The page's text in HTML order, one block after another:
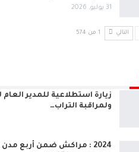
31 يوليو, 2026
التالي 1 من 574
زيارة استطلاعية للمدير العام
ولمراقبة التراب…
2024 : مراكش ضمن أربع